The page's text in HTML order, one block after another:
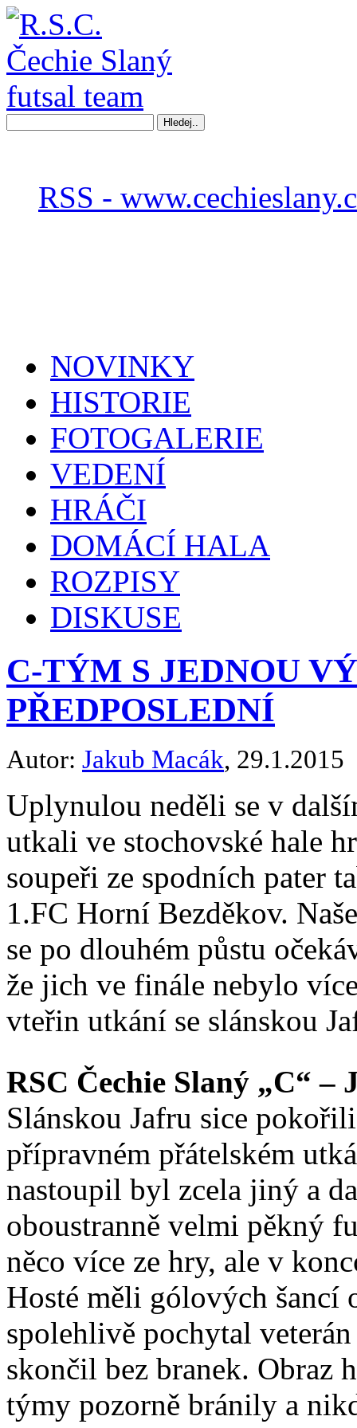
RSS -
NOVINKY
HISTORIE
FOTOGALERIE
VEDENÍ
HRÁČI
DOMÁCÍ HALA
ROZPISY
DISKUSE
C-TÝM S JEDNOU
PŘEDPOSLEDNÍ
Autor: Jakub Macák, 29.1.2015
Uplynulou neděli se v
utkali ve stochovské hale
soupeři ze spodních pater
1.FC Horní Bezděkov.
se po dlouhém půstu
že jich ve finále nebylo
vteřin utkání se slánskou
RSC Čechie Slaný „C“
Slánskou Jafru sice
přípravném přátelském
nastoupil byl zcela jiný a
oboustranně velmi pěkný
něco více ze hry, ale v
Hosté měli gólových šancí
spolehlivě pochytal
skončil bez branek. Obraz
týmy pozorně bránily a